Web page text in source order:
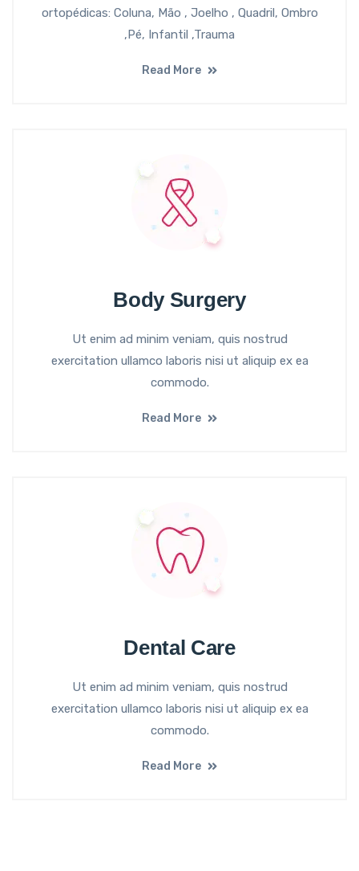
ortopédicas: Coluna, Mão , Joelho , Quadril, Ombro
,Pé, Infantil ,Trauma
Read More
Body Surgery
Ut enim ad minim veniam, quis nostrud
exercitation ullamco laboris nisi ut aliquip ex ea
commodo.
Read More
Dental Care
Ut enim ad minim veniam, quis nostrud
exercitation ullamco laboris nisi ut aliquip ex ea
commodo.
Read More